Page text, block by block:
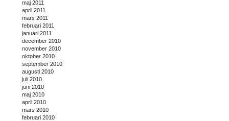
maj 2011
april 2011
mars 2011
februari 2011
januari 2011
december 2010
november 2010
oktober 2010
september 2010
augusti 2010
juli 2010
juni 2010
maj 2010
april 2010
mars 2010
februari 2010